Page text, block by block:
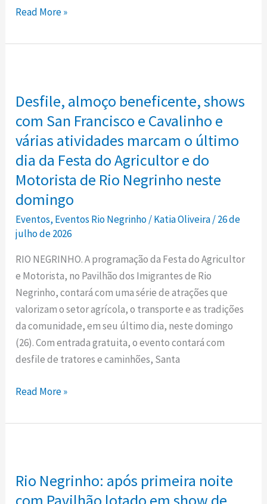
do
na
em
Rio
Negrinho
Read More »
Desfile, almoço beneficente, shows
com San Francisco e Cavalinho e
várias atividades marcam o último
dia da Festa do Agricultor e do
Motorista de Rio Negrinho neste
domingo
Eventos, Eventos Rio Negrinho/Katia Oliveira/26 de
julho de 2026
RIO NEGRINHO. A programação da Festa do Agricultor
e Motorista, no Pavilhão dos Imigrantes de Rio
Negrinho, contará com uma série de atrações que
valorizam o setor agrícola, o transporte e as tradições
da comunidade, em seu último dia, neste domingo
(26). Com entrada gratuita, o evento contará com
desfile de tratores e caminhões, Santa
beneficente,
shows
com
San
Francisco
e
Cavalinho
e
várias
marcam
o
último
dia
da
Festa
do
Negrinho
neste
Read More »
Rio Negrinho: após primeira noite
com Pavilhão lotado em show de
após
primeira